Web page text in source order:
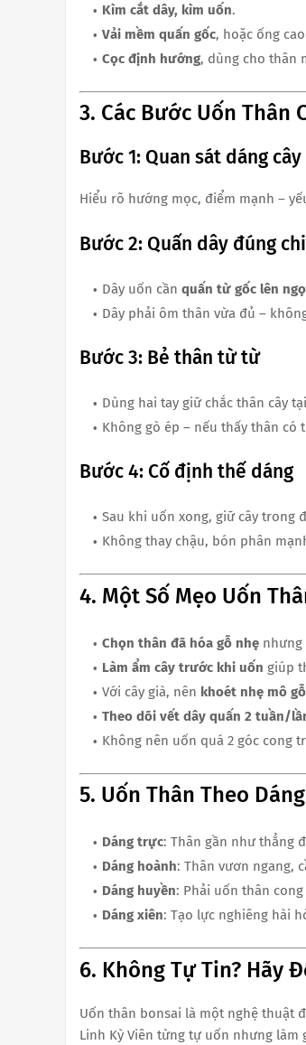
Kìm cắt dây, kìm uốn.
Vải mềm quấn gốc, hoặc ống
Cọc định hướng, dùng cho thân
3. Các Bước Uốn Thân
Bước 1: Quan sát dáng
Hiểu rõ hướng mọc, điểm mạnh –
Bước 2: Quấn dây đúng
Dây uốn cần quấn từ gốc lên
Dây phải ôm thân vừa đủ –
Bước 3: Bẻ thân từ từ
Dùng hai tay giữ chắc thân cây
Không gò ép – nếu thấy thân có
Bước 4: Cố định thế dáng
Sau khi uốn xong, giữ cây trong
Không thay chậu, bón phân
4. Một Số Mẹo Uốn
Chọn thân đã hóa gỗ nhẹ nhưng
Làm ẩm cây trước khi uốn giúp
Với cây già, nên khoét nhẹ mô
Theo dõi vết dây quấn 2 tuần/
Không nên uốn quá 2 góc cong
5. Uốn Thân Theo
Dáng trực: Thân gần như thẳng
Dáng hoành: Thân vươn ngang,
Dáng huyền: Phải uốn thân
Dáng xiên: Tạo lực nghiêng hài
6. Không Tự Tin? Hãy
Uốn thân bonsai là một nghệ thuật
Linh Kỳ Viên từng tự uốn nhưng làm